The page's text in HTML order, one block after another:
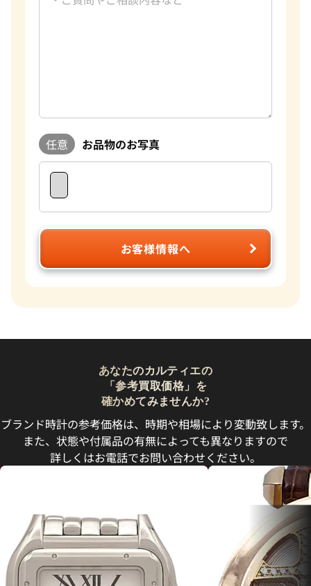
任意 お品物のお写真
お客様情報へ
あなたのカルティエの
「参考買取価格」を
確かめてみませんか?
ブランド時計の参考価格は、時期や相場により変動致します。
また、状態や付属品の有無によっても異なりますので
詳しくはお電話でお問い合わせください。